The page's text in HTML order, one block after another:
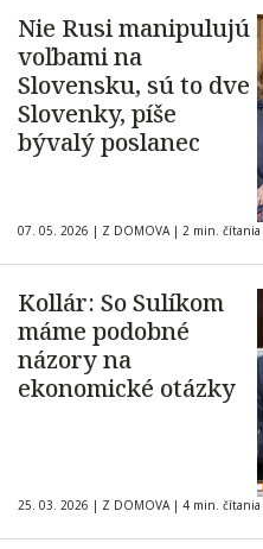
Nie Rusi manipulujú
voľbami na
Slovensku, sú to dve
Slovenky, píše
bývalý poslanec
07. 05. 2026 | Z DOMOVA | 2 min. čítania
Kollár: So Sulíkom
máme podobné
názory na
ekonomické otázky
25. 03. 2026 | Z DOMOVA | 4 min. čítania